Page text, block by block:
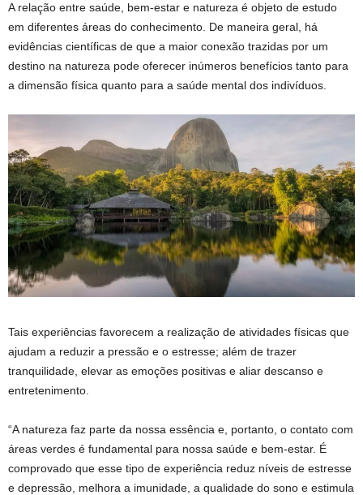
A relação entre saúde, bem-estar e natureza é objeto de estudo
em diferentes áreas do conhecimento. De maneira geral, há
evidências científicas de que a maior conexão trazidas por um
destino na natureza pode oferecer inúmeros benefícios tanto para
a dimensão física quanto para a saúde mental dos indivíduos.
Tais experiências favorecem a realização de atividades físicas que
ajudam a reduzir a pressão e o estresse; além de trazer
tranquilidade, elevar as emoções positivas e aliar descanso e
entretenimento.
“A natureza faz parte da nossa essência e, portanto, o contato com
áreas verdes é fundamental para nossa saúde e bem-estar. É
comprovado que esse tipo de experiência reduz níveis de estresse
e depressão, melhora a imunidade, a qualidade do sono e estimula